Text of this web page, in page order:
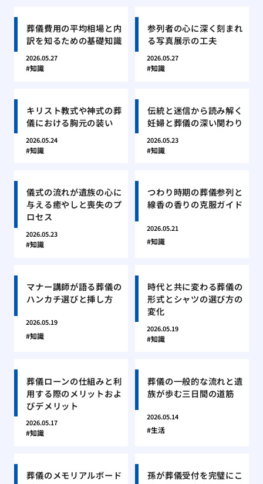
葬儀費用の平均相場と内
訳を知るための基礎知識
2026.05.27
知識
参列者の心に深く刻まれ
る写真展示の工夫
2026.05.27
知識
キリスト教式や神式の葬
儀における胸元の装い
2026.05.24
知識
伝統と迷信から読み解く
妊婦と葬儀の深い関わり
2026.05.23
知識
儀式の流れが遺族の心に
与える癒やしと喪失のプ
ロセス
2026.05.23
知識
つわり時期の葬儀参列と
線香の香りの克服ガイド
2026.05.21
知識
マナー講師が語る葬儀の
ハンカチ選びと挿し方
2026.05.19
知識
時代と共に変わる葬儀の
形式とシャツの選び方の
変化
2026.05.19
知識
葬儀ローンの仕組みと利
用する際のメリットおよ
びデメリット
2026.05.17
知識
葬儀の一般的な流れと遺
族が歩む三日間の道筋
2026.05.14
生活
葬儀のメモリアルボード
孫が葬儀受付を完璧にこ